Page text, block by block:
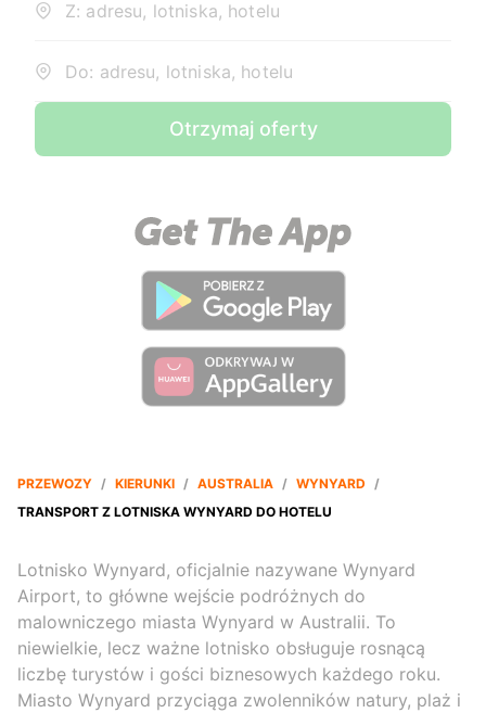
Z: adresu, lotniska, hotelu
Do: adresu, lotniska, hotelu
Otrzymaj oferty
PRZEWOZY / KIERUNKI / AUSTRALIA / WYNYARD /
TRANSPORT Z LOTNISKA WYNYARD DO HOTELU
Lotnisko Wynyard, oficjalnie nazywane Wynyard
Airport, to główne wejście podróżnych do
malowniczego miasta Wynyard w Australii. To
niewielkie, lecz ważne lotnisko obsługuje rosnącą
liczbę turystów i gości biznesowych każdego roku.
Miasto Wynyard przyciąga zwolenników natury, plaż i